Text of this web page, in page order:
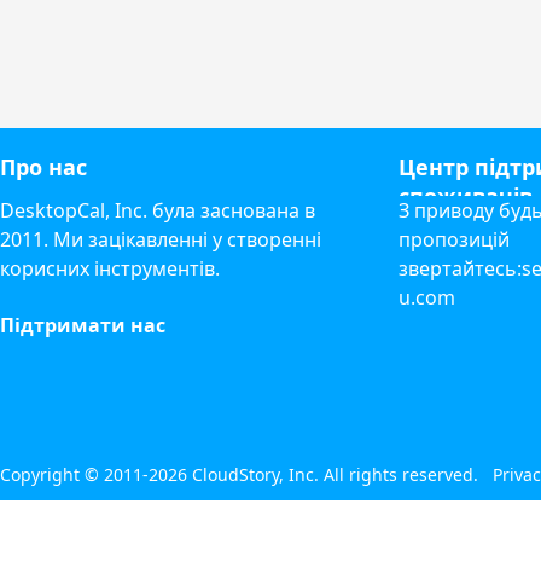
Про нас
DesktopCal, Inc. була заснована в
2011. Ми зацікавленні у створенні
корисних інструментів.
Підтримати нас
Центр
споживачів
З приводу
пропозицій
u.com
Copyright © 2011-2026 CloudStory, Inc. All rights reserved.